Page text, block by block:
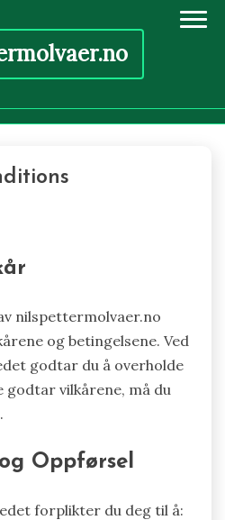
nilspettermolvaer.no
og betingelsene. Ved
godtar du å overholde
godtar vilkårene, må du
Oppførsel
forplikter du deg til å: